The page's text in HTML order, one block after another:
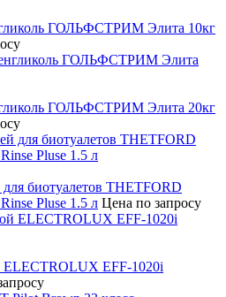
ГОЛЬФСТРИМ Элита 10кг
ГОЛЬФСТРИМ Элита 20кг
биотуалетов THETFORD
Pluse 1.5 л Цена по запросу
ELECTROLUX EFF-1020i